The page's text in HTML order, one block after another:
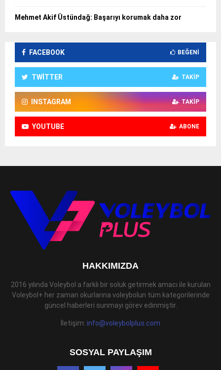
Mehmet Akif Üstündağ: Başarıyı korumak daha zor
FACEBOOK BEĞENI
TWITTER TAKIP
INSTAGRAM TAKIP
YOUTUBE ABONE
HAKKIMIZDA
2016 yılında Voleybol a farklı bir soluk getirmek amacı ile kurulan
Voleybol+ her zaman okurlarına voleybolun tüm kategorilerinde
güncel haberleri sunmayı görev edinmiştir.
İletişim: info@voleybolplus.com
SOSYAL PAYLAŞIM